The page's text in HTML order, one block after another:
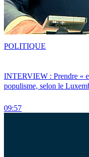
INTERVIEW : Prendre «
populisme, selon le
09:57
POLITIQUE